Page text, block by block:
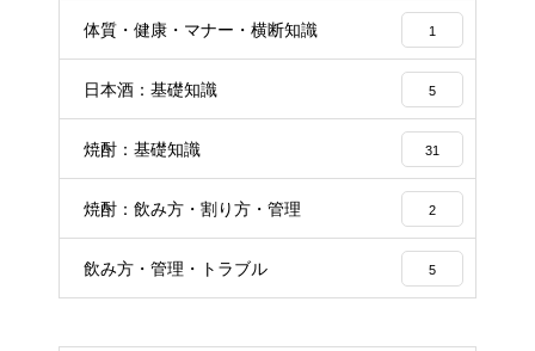
体質・健康・マナー・横断知識 1
日本酒：基礎知識 5
焼酎：基礎知識 31
焼酎：飲み方・割り方・管理 2
飲み方・管理・トラブル 5